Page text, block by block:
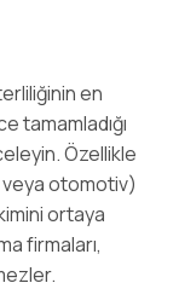
en
tamamladığı
Özellikle
veya otomotiv)
ortaya
firmaları,